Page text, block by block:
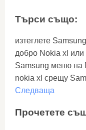
Търси също:
изтеглете
добро Nokia xl или
Samsung меню на
nokia xl срещу
Следваща
Прочетете